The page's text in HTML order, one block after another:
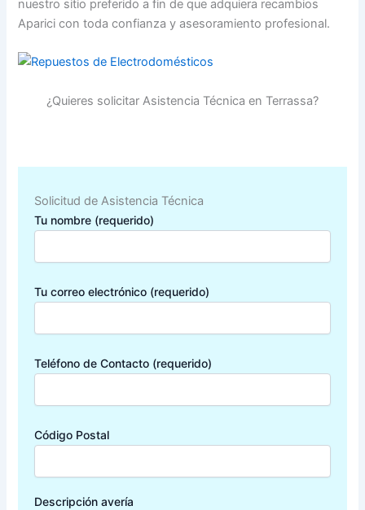
nuestro sitio preferido a fin de que adquiera recambios
Aparici con toda confianza y asesoramiento profesional.
¿Quieres solicitar Asistencia Técnica en Terrassa?
Solicitud de Asistencia Técnica
Tu nombre (requerido)
Tu correo electrónico (requerido)
Teléfono de Contacto (requerido)
Código Postal
Descripción avería